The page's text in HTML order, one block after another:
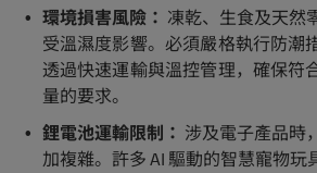
環境損害風險： 凍乾、生食及天然
受溫濕度影響。必須嚴格執行防潮
透過快速運輸與溫控管理，確保符
量的要求。
鋰電池運輸限制： 涉及電子產品時
加複雜。許多 AI 驅動的智慧寵物玩